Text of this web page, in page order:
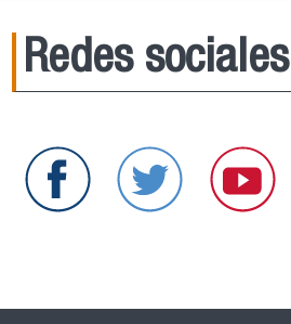
Redes sociales